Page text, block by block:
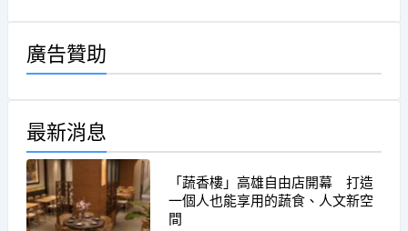
廣告贊助
最新消息
「蔬香樓」高雄自由店開幕 打造
一個人也能享用的蔬食、人文新空
間